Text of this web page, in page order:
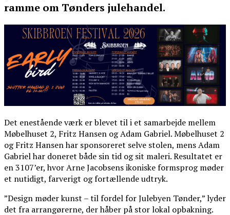
ramme om Tønders julehandel.
Det enestående værk er blevet til i et samarbejde mellem
Møbelhuset 2, Fritz Hansen og Adam Gabriel. Møbelhuset 2
og Fritz Hansen har sponsoreret selve stolen, mens Adam
Gabriel har doneret både sin tid og sit maleri. Resultatet er
en 3107’er, hvor Arne Jacobsens ikoniske formsprog møder
et nutidigt, farverigt og fortællende udtryk.
”Design møder kunst – til fordel for Julebyen Tønder,” lyder
det fra arrangørerne, der håber på stor lokal opbakning.